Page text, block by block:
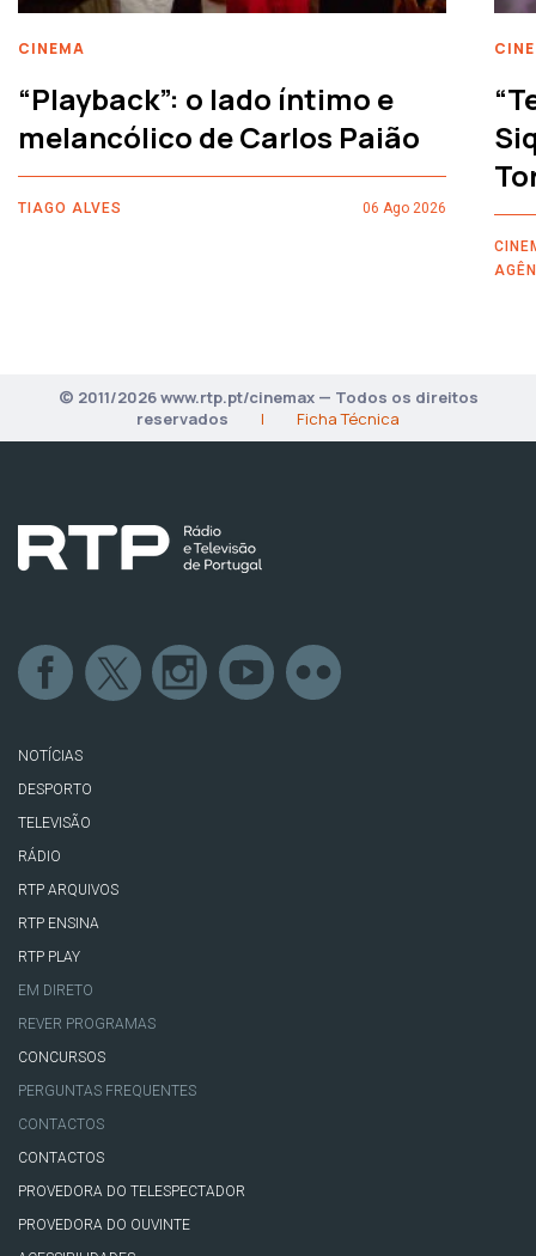
CINEMA
“Playback”: o lado íntimo e
melancólico de Carlos Paião
TIAGO ALVES 06 Ago 2026
© 2011/2026 www.rtp.pt/cinemax — Todos os direitos
reservados
| Ficha Técnica
NOTÍCIAS
DESPORTO
TELEVISÃO
RÁDIO
RTP ARQUIVOS
RTP ENSINA
RTP PLAY
EM DIRETO
REVER PROGRAMAS
CONCURSOS
PERGUNTAS FREQUENTES
CONTACTOS
CONTACTOS
PROVEDORA DO TELESPECTADOR
PROVEDORA DO OUVINTE